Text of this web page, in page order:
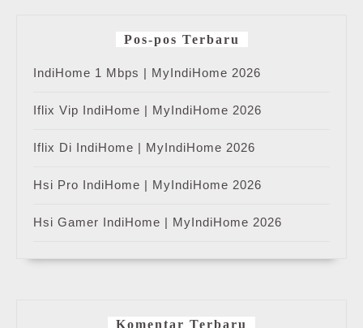
Pos-pos Terbaru
IndiHome 1 Mbps | MyIndiHome 2026
Iflix Vip IndiHome | MyIndiHome 2026
Iflix Di IndiHome | MyIndiHome 2026
Hsi Pro IndiHome | MyIndiHome 2026
Hsi Gamer IndiHome | MyIndiHome 2026
Komentar Terbaru